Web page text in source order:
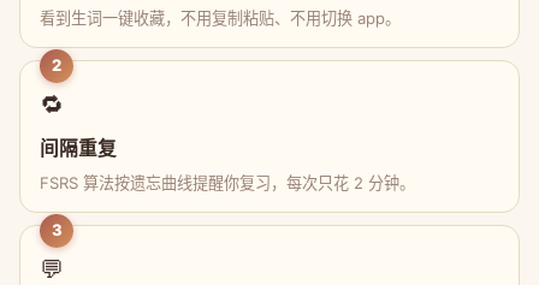
看到生词一键收藏，不用复制粘贴、不用切换 app。
2
🔁
间隔重复
FSRS 算法按遗忘曲线提醒你复习，每次只花 2 分钟。
3
💬